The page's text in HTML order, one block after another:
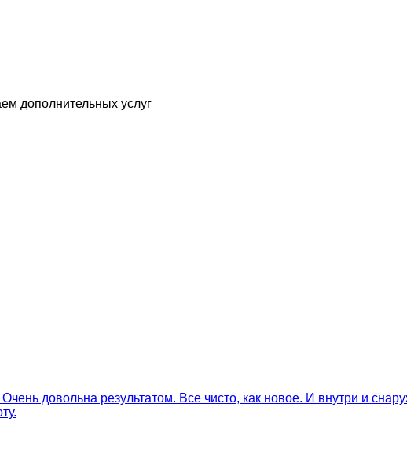
дополнительных услуг
довольна результатом. Все чисто, как новое. И внутри и